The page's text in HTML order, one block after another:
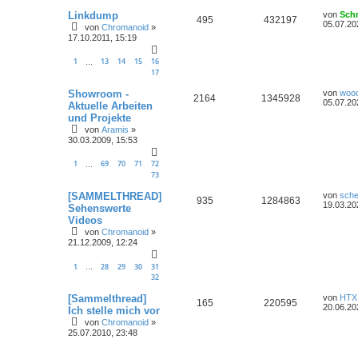
Linkdump
von Chromanoid »
17.10.2011, 15:19
1 13 14 15
16
17
495 432197 von
Showroom -
Aktuelle Arbeiten
und Projekte
von Aramis »
30.03.2009, 15:53
1 69 70 71
72
73
2164 1345928 von
[SAMMELTHREAD]
Sehenswerte
Videos
von Chromanoid »
21.12.2009, 12:24
1 … 28 29 30
31
32
935 1284863 von
[Sammelthread]
Ich stelle mich vor
von Chromanoid »
25.07.2010, 23:48
165 220595 von HTX